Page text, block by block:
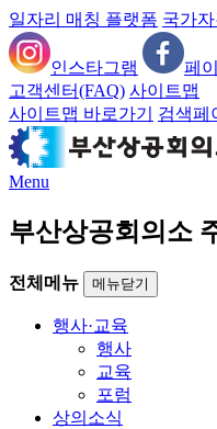
일자리 매칭 플랫폼 국가
인스타그램
페
고객센터(FAQ) 사이트맵
사이트맵 바로가기
검색페
Menu
부산상공회의소
전체메뉴 메뉴닫기
행사·교육
행사
교육
포럼
상의소식